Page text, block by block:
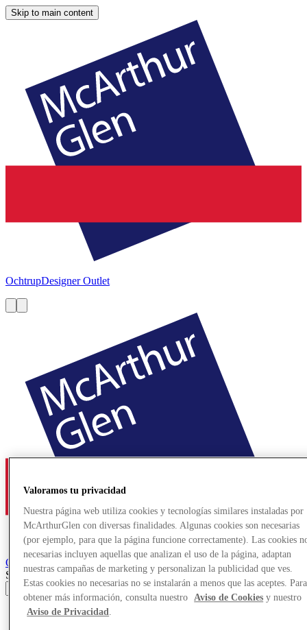
Skip to main content
OchtrupDesigner Outlet
Ochtrup
Designer Outlet
Search input
Tiendas
Valoramos tu privacidad
Nuestra página web utiliza cookies y tecnologías similares instaladas por
McArthurGlen con diversas finalidades. Algunas cookies son necesarias
(por ejemplo, para que la página funcione correctamente). Las cookies
necesarias incluyen aquellas que analizan el uso de la página, adaptan
nuestras campañas de marketing y personalizan la publicidad que ves.
Estas cookies no necesarias no se instalarán a menos que las aceptes. Para
obtener más información, consulta nuestro
Aviso de Cookies y nuestro
Aviso de Privacidad.